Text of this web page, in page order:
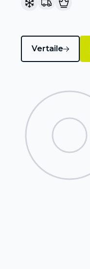
Vertaile